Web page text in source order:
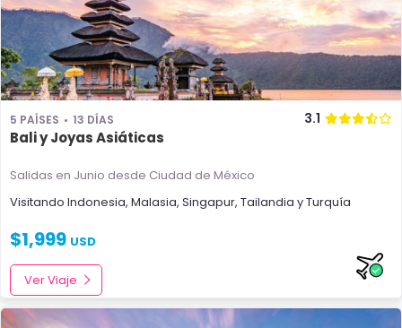
5 PAÍSES 13 DÍAS 3.1
Bali y Joyas Asiáticas
Salidas en Junio desde Ciudad de México
Visitando Indonesia, Malasia, Singapur, Tailandia yTurquía
$1,999 USD
Ver Viaje